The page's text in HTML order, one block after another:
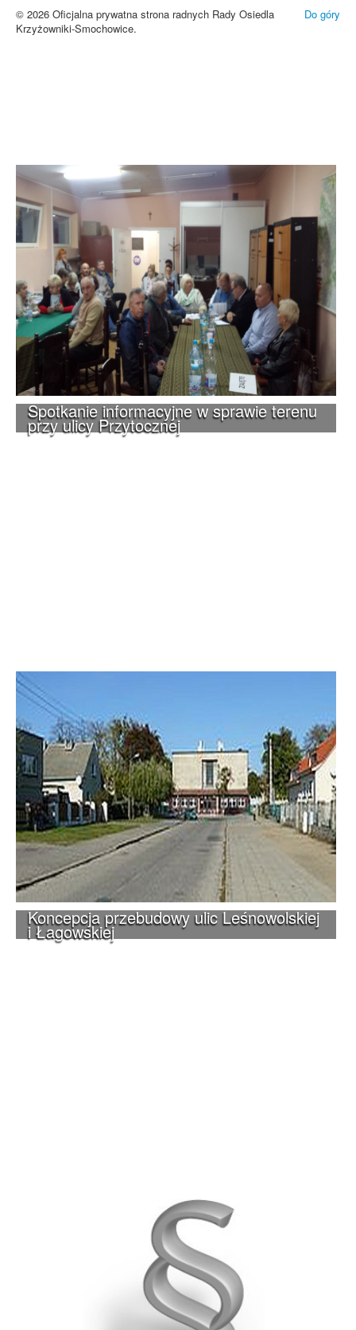
Spotkanie informacyjne w sprawie terenu
przy ulicy Przytocznej
Koncepcja przebudowy ulic Leśnowolskiej
i Łagowskiej
Do góry
© 2026 Oficjalna prywatna strona radnych Rady Osiedla
Krzyżowniki-Smochowice.